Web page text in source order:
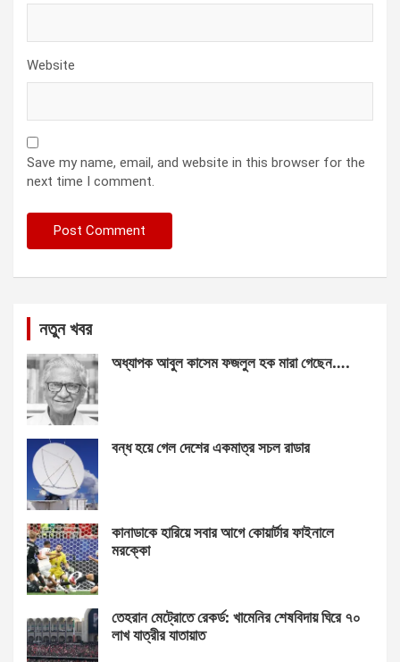
Website
Save my name, email, and website in this browser for the
next time I comment.
নতুন খবর
অধ্যাপক আবুল কাসেম ফজলুল হক মারা গেছেন….
বন্ধ হয়ে গেল দেশের একমাত্র সচল রাডার
কানাডাকে হারিয়ে সবার আগে কোয়ার্টার ফাইনালে
মরক্কো
তেহরান মেট্রোতে রেকর্ড: খামেনির শেষবিদায় ঘিরে ৭০
লাখ যাত্রীর যাতায়াত